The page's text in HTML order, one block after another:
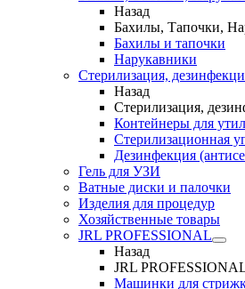
Назад
Бахилы, Тапочки,
Бахилы и тапочки
Нарукавники
Стерилизация,
Назад
Стерилизация,
Контейнеры для
Стерилизационная
Дезинфекция
Гель для УЗИ
Ватные диски и палочки
Изделия для процедур
Хозяйственные товары
JRL PROFESSIONAL
Назад
JRL
Машинки для